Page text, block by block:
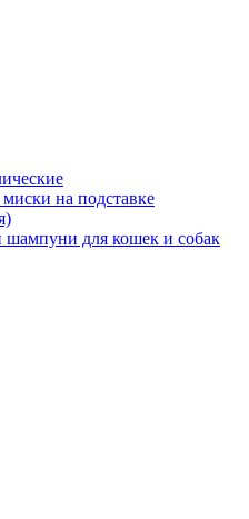
на подставке
шампуни для кошек и собак